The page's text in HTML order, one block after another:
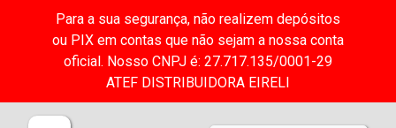
Para a sua segurança, não realizem depósitos
ou PIX em contas que não sejam a nossa conta
oficial. Nosso CNPJ é: 27.717.135/0001-29
ATEF DISTRIBUIDORA EIRELI